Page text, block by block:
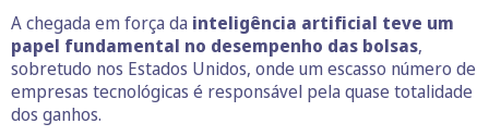
A chegada em força da inteligência artificial teve um
papel fundamental no desempenho das bolsas,
sobretudo nos Estados Unidos, onde um escasso número de
empresas tecnológicas é responsável pela quase totalidade
dos ganhos.